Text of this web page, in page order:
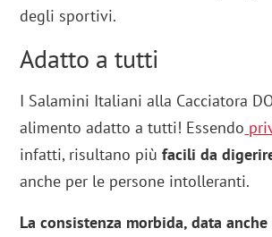
degli sportivi.
Adatto a tutti
I Salamini Italiani alla Cacciatora
alimento adatto a tutti! Essendo
infatti, risultano piùfacili da
anche per le persone intolleranti.
La consistenza morbida, data